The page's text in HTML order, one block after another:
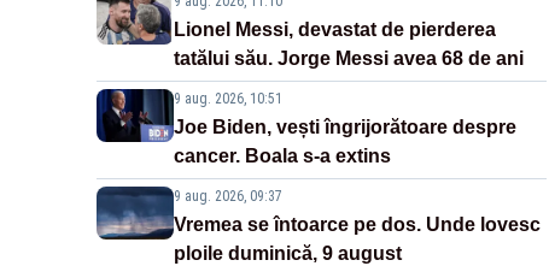
Lionel Messi, devastat de pierderea
tatălui său. Jorge Messi avea 68 de ani
9 aug. 2026, 10:51
Joe Biden, vești îngrijorătoare despre
cancer. Boala s-a extins
9 aug. 2026, 09:37
Vremea se întoarce pe dos. Unde lovesc
ploile duminică, 9 august